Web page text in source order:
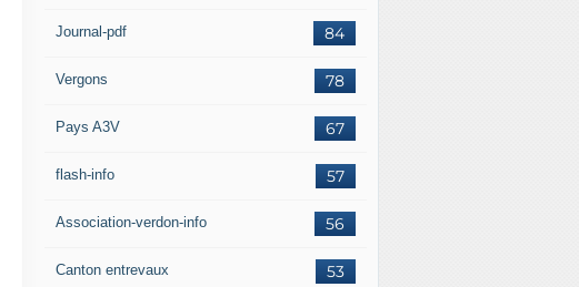
84
Journal-pdf
78
Vergons
67
Pays A3V
57
flash-info
56
Association-verdon-info
53
Canton entrevaux